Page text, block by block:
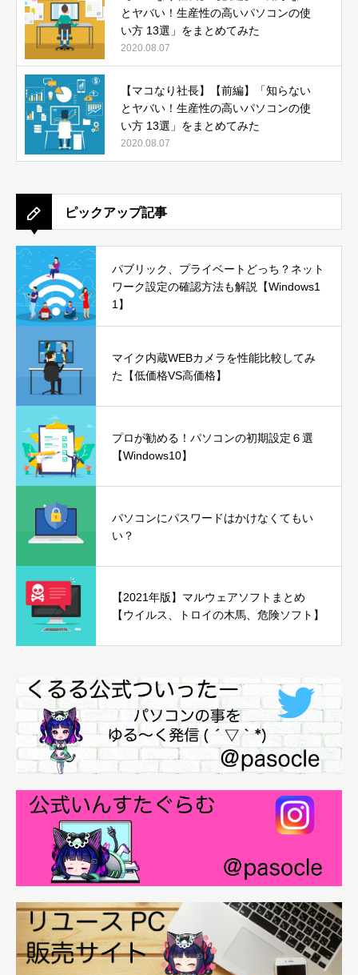
とヤバい！生産性の高いパソコンの使
い方 13選」をまとめてみた
2020.08.07
【マコなり社長】【前編】「知らない
とヤバい！生産性の高いパソコンの使
い方 13選」をまとめてみた
2020.08.07
ピックアップ記事
パブリック、プライベートどっち？ネット
ワーク設定の確認方法も解説【Windows1
1】
マイク内蔵WEBカメラを性能比較してみ
た【低価格VS高価格】
プロが勧める！パソコンの初期設定６選
【Windows10】
パソコンにパスワードはかけなくてもい
い？
【2021年版】マルウェアソフトまとめ
【ウイルス、トロイの木馬、危険ソフト】